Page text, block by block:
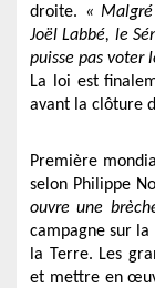
droite. «
Joël Labbé, le
puisse pas voter
La loi est
avant la clôture
Première
selon Philippe
ouvre une
campagne sur
la Terre. Les
et mettre en